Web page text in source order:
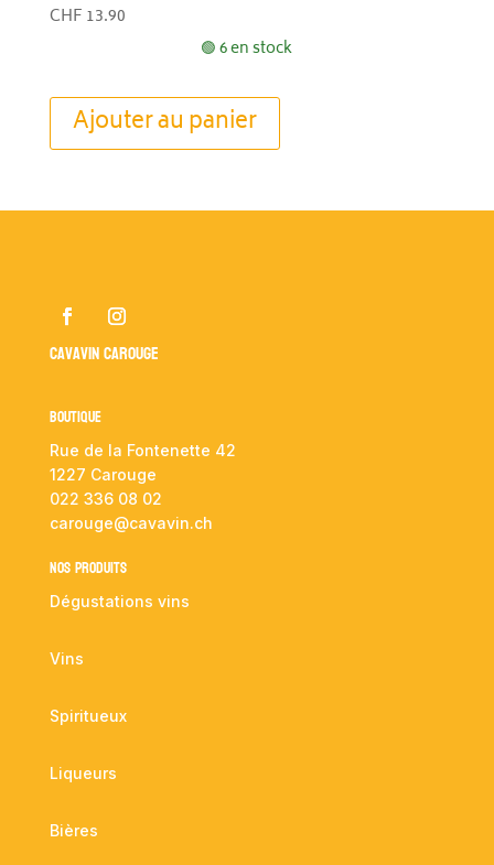
CHF 13.90
🟢 6 en stock
Ajouter au panier
Cavavin Carouge
Boutique
Rue de la Fontenette 42
1227 Carouge
022 336 08 02
carouge@cavavin.ch
NOS PRODUITS
Dégustations vins
Vins
Spiritueux
Liqueurs
Bières